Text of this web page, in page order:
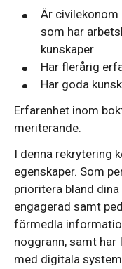
Är civilekonom
som har
kunskaper
Har flerårig
Har goda
Erfarenhet inom
meriterande.
I denna rekrytering
egenskaper. Som
prioritera bland
engagerad samt
förmedla
noggrann, samt har
med digitala